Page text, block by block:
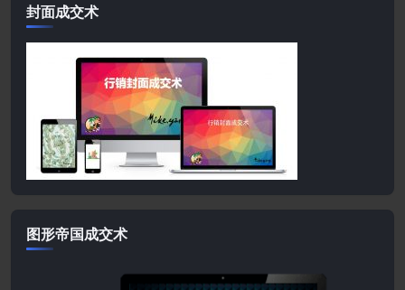
封面成交术
图形帝国成交术